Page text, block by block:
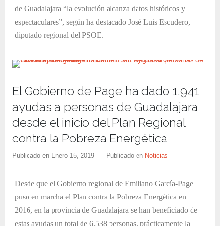
de Guadalajara “la evolución alcanza datos históricos y
espectaculares”, según ha destacado José Luis Escudero,
diputado regional del PSOE.
El Gobierno de Page ha dado 1.941
ayudas a personas de Guadalajara
desde el inicio del Plan Regional
contra la Pobreza Energética
Publicado en Enero 15, 2019 Publicado en Noticias
Desde que el Gobierno regional de Emiliano García-Page
puso en marcha el Plan contra la Pobreza Energética en
2016, en la provincia de Guadalajara se han beneficiado de
estas ayudas un total de 6.538 personas, prácticamente la